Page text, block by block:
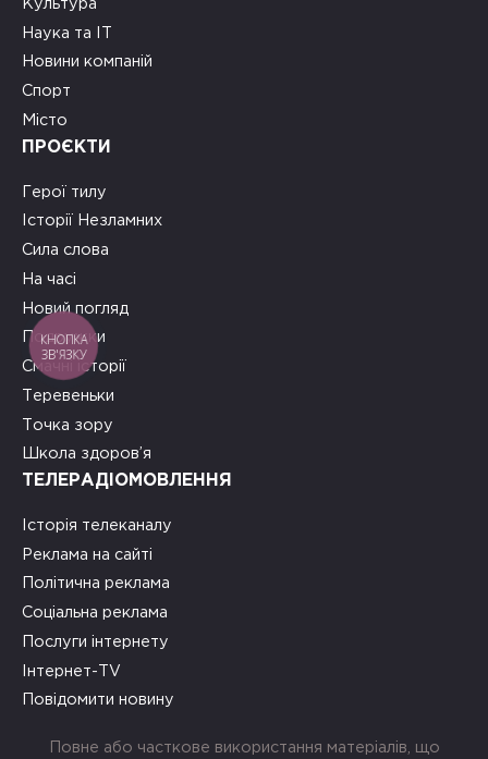
Культура
Наука та ІТ
Новини компаній
Спорт
Місто
ПРОЄКТИ
Герої тилу
Історії Незламних
Сила слова
На часі
Новий погляд
Подружки
Смачні історії
Теревеньки
Точка зору
Школа здоров’я
ТЕЛЕРАДІОМОВЛЕННЯ
Історія телеканалу
Реклама на сайті
Політична реклама
Соціальна реклама
Послуги інтернету
Інтернет-TV
Повідомити новину
Повне або часткове використання матеріалів, що
КНОПКА
ЗВ'ЯЗКУ